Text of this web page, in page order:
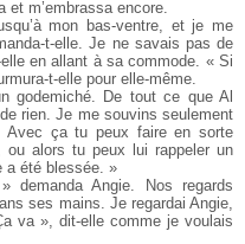
et m’embrassa encore.
mon bas-ventre, et je me
t-elle. Je ne savais pas de
en allant à sa commode. « Si
t-elle pour elle-même.
godemiché. De tout ce que Al
rien. Je me souvins seulement
Avec ça tu peux faire en sorte
ou alors tu peux lui rappeler un
a été blessée. »
demanda Angie. Nos regards
ses mains. Je regardai Angie,
va », dit-elle comme je voulais